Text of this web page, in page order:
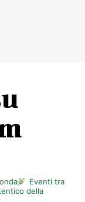
Eventi tra
della